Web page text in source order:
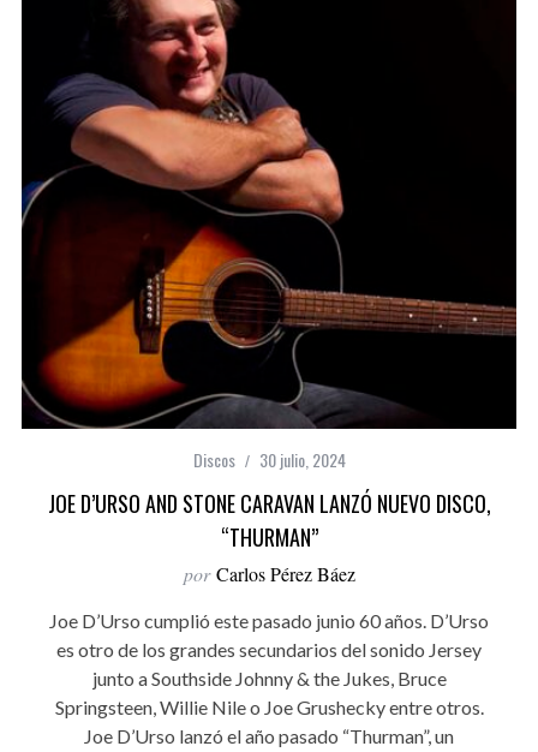
Discos 30 julio, 2024
JOE D’URSO AND STONE CARAVAN LANZÓ NUEVO DISCO,
“THURMAN”
por Carlos Pérez Báez
Joe D’Urso cumplió este pasado junio 60 años. D’Urso
es otro de los grandes secundarios del sonido Jersey
junto a Southside Johnny & the Jukes, Bruce
Springsteen, Willie Nile o Joe Grushecky entre otros.
Joe D’Urso lanzó el año pasado “Thurman”, un